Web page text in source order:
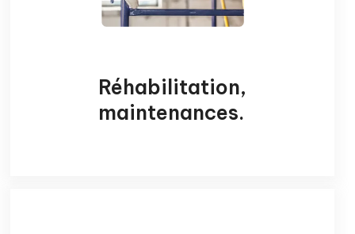
Réhabilitation,
maintenances.